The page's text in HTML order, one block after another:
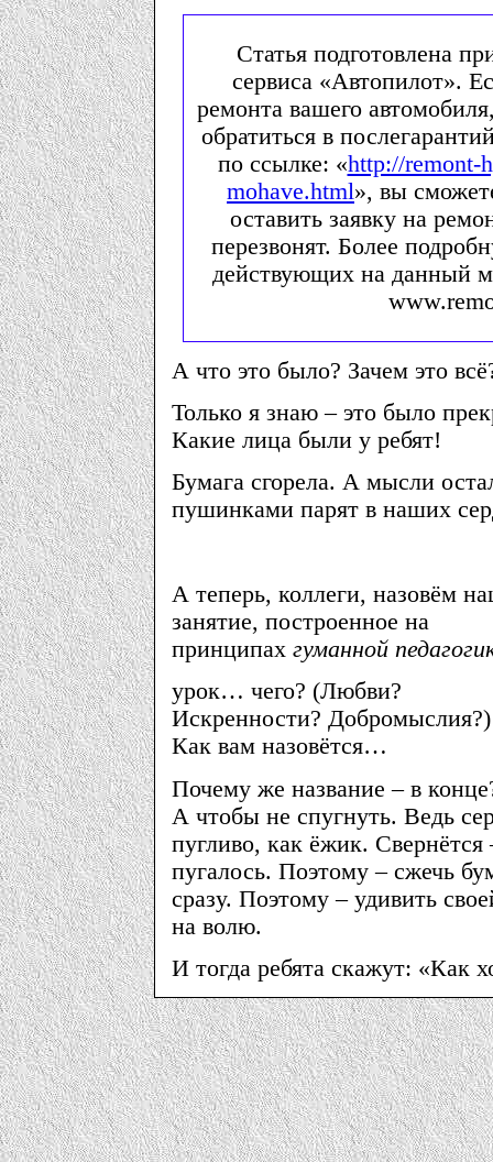
Статья подготовлена
сервиса «Автопилот».
ремонта вашего
обратиться в
по ссылке: «http://remont-
mohave.html», вы
оставить заявку на
перезвонят. Более
действующих на данный
А что это было? Зачем это
Только я знаю – это было
Какие лица были у ребят!
Бумага сгорела. А мысли
пушинками парят в наших
А теперь, коллеги, назовём
занятие, построенное на
принципах гуманной
урок… чего? (Любви?
Искренности? Добромыслия?)
Как вам назовётся…
Почему же название – в
А чтобы не спугнуть. Ведь
пугливо, как ёжик.
пугалось. Поэтому – сжечь
сразу. Поэтому – удивить
на волю.
И тогда ребята скажут: «Как